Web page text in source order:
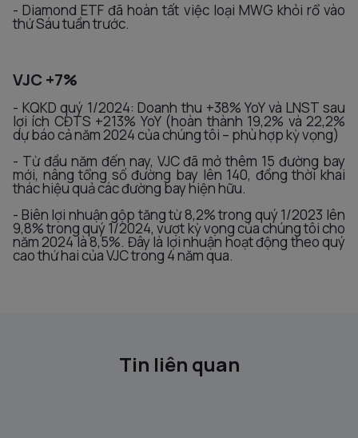
- Diamond ETF đã hoàn tất việc loại MWG khỏi rổ vào
thứ Sáu tuần trước.
VJC +7%
- KQKD quý 1/2024: Doanh thu +38% YoY và LNST sau
lợi ích CĐTS +213% YoY (hoàn thành 19,2% và 22,2%
dự báo cả năm 2024 của chúng tôi – phù hợp kỳ vọng)
- Từ đầu năm đến nay, VJC đã mở thêm 15 đường bay
mới, nâng tổng số đường bay lên 140, đồng thời khai
thác hiệu quả các đường bay hiện hữu.
- Biên lợi nhuận gộp tăng từ 8,2% trong quý 1/2023 lên
9,8% trong quý 1/2024, vượt kỳ vọng của chúng tôi cho
năm 2024 là 8,5%. Đây là lợi nhuận hoạt động theo quý
cao thứ hai của VJC trong 4 năm qua.
Tin liên quan